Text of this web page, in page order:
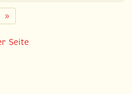
»Weiter
Seite